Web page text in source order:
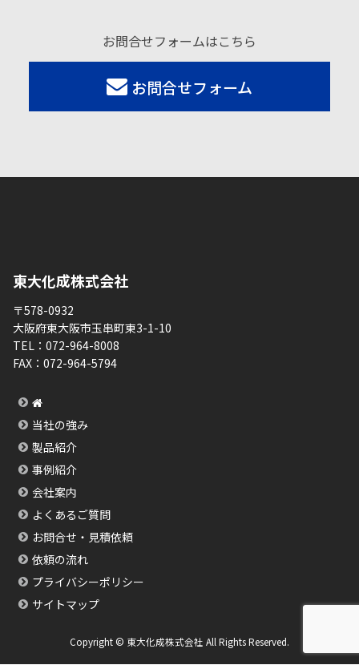
お問合せフォームはこちら
お問合せフォーム
東大化成株式会社
〒578-0932
大阪府東大阪市玉串町東3-1-10
TEL： 072-964-8008
FAX： 072-964-5794
当社の強み
製品紹介
事例紹介
会社案内
よくあるご質問
お問合せ・見積依頼
依頼の流れ
プライバシーポリシー
サイトマップ
Copyright © 東大化成株式会社 All Rights Reserved.